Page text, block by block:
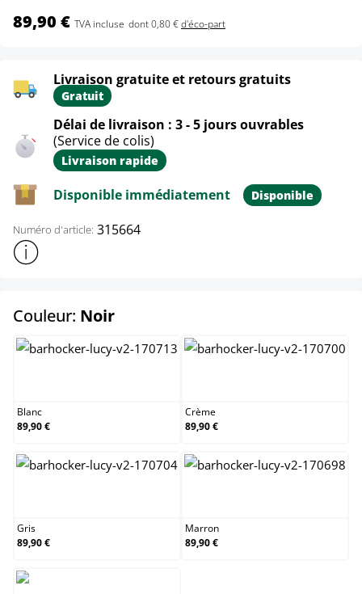
89,90 € TVA incluse dont 0,80 €d'éco-part
Livraison gratuite et retours gratuits
Gratuit
Délai de livraison : 3 - 5 jours ouvrables
(Service de colis)
Livraison rapide
Disponible immédiatement Disponible
Numéro d'article: 315664
Afficher plus d'informations sur le produit
Couleur: Noirselect
Blanc
89,90 €
Crème
89,90 €
Gris
89,90 €
Marron
89,90 €